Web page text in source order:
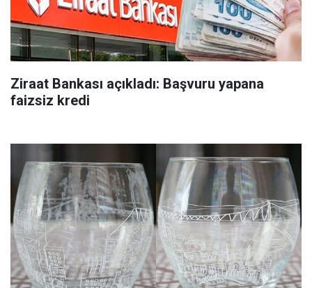
Ziraat Bankası açıkladı: Başvuru yapana
faizsiz kredi